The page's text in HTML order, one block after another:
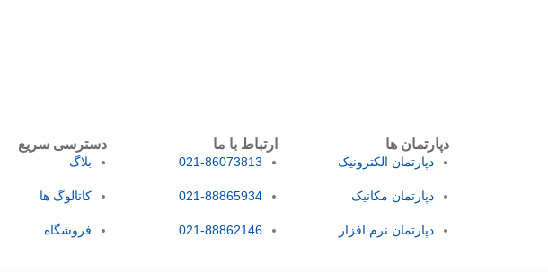
دپارتمان ها
دپارتمان الکترونیک
دپارتمان مکانیک
دپارتمان نرم افزار
ارتباط با ما
021-86073813
021-88865934
021-88862146
دسترسی سریع
بلاگ
کاتالوگ ها
فروشگاه